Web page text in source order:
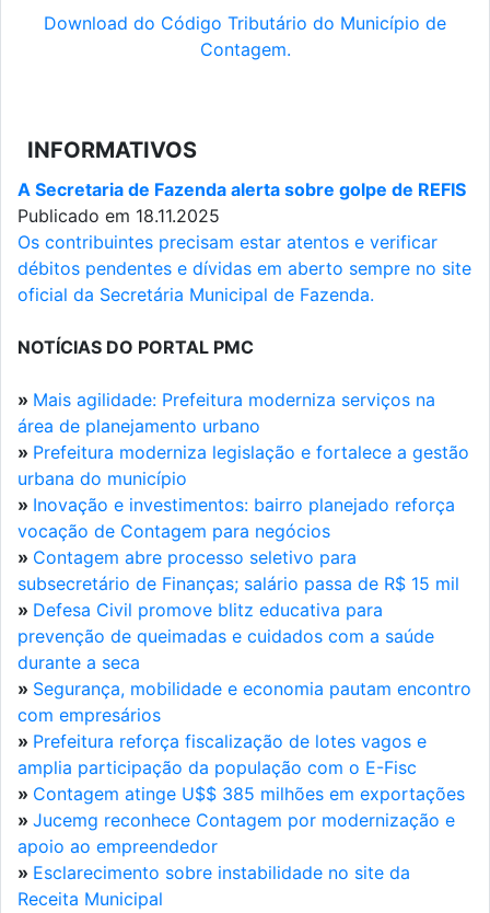
Download do Código Tributário do Município de
Contagem.
INFORMATIVOS
A Secretaria de Fazenda alerta sobre golpe de REFIS
Publicado em 18.11.2025
Os contribuintes precisam estar atentos e verificar
débitos pendentes e dívidas em aberto sempre no site
oficial da Secretária Municipal de Fazenda.
NOTÍCIAS DO PORTAL PMC
» Mais agilidade: Prefeitura moderniza serviços na
área de planejamento urbano
» Prefeitura moderniza legislação e fortalece a gestão
urbana do município
» Inovação e investimentos: bairro planejado reforça
vocação de Contagem para negócios
» Contagem abre processo seletivo para
subsecretário de Finanças; salário passa de R$ 15 mil
» Defesa Civil promove blitz educativa para
prevenção de queimadas e cuidados com a saúde
durante a seca
» Segurança, mobilidade e economia pautam encontro
com empresários
» Prefeitura reforça fiscalização de lotes vagos e
amplia participação da população com o E-Fisc
» Contagem atinge U$$ 385 milhões em exportações
» Jucemg reconhece Contagem por modernização e
apoio ao empreendedor
» Esclarecimento sobre instabilidade no site da
Receita Municipal